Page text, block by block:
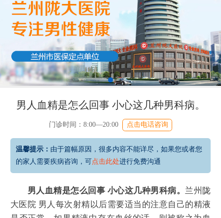
男人血精是怎么回事 小心这几种男科病。
门诊时间：8:00—20:00 点击电话咨询
温馨提示： 由于篇幅原因，很多内容不能详尽，如果您或者您
的家人需要疾病咨询，可点击此处进行免费沟通
男人血精是怎么回事 小心这几种男科病。 兰州陇
大医院 男人每次射精以后需要适当的注意自己的精液